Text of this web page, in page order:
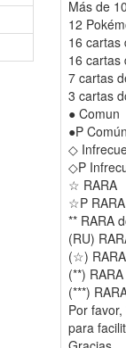
Más de
12
16 cartas
16 cartas
7 cartas
3 cartas
● Comun
●P
◇
◇P
☆ RARA
☆P
** RARA
(RU)
(☆)
(**)
(***)
Por
para